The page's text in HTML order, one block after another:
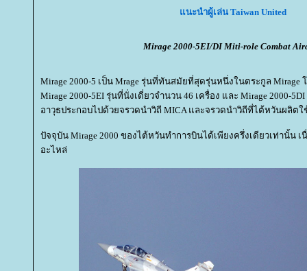
นะนำผู้เล่น Taiwan United
Mirage 2000-5EI/DI Miti-role Combat
Mirage 2000-5 เป็น Mrage รุ่นที่ทันสมัยที่สุดรุ่นหนึ่งในตระกูล
Mirage 2000-5EI รุ่นที่นั่งเดี่ยวจำนวน 46 เครื่อง และ Mirage 2000-
อาวุธประกอบไปด้วยจรวดนำวิถี MICA และจรวดนำวิถีที่ไต้หวันผลิตใ
ปัจจุบัน Mirage 2000 ของไต้หวันทำการบินได้เพียงครึ่งเดียวเท่านั้น
อะไหล่